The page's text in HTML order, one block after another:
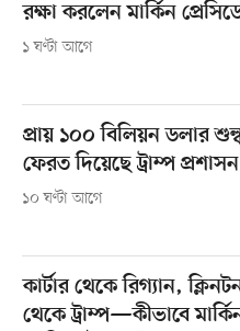
রক্ষা করলেন মার্কিন
১ ঘণ্টা আগে
প্রায় ১০০ বিলিয়ন ডলার
ফেরত দিয়েছে ট্রাম্প প্রশাসন
১০ ঘণ্টা আগে
কার্টার থেকে রিগ্যান,
থেকে ট্রাম্প—কীভাবে